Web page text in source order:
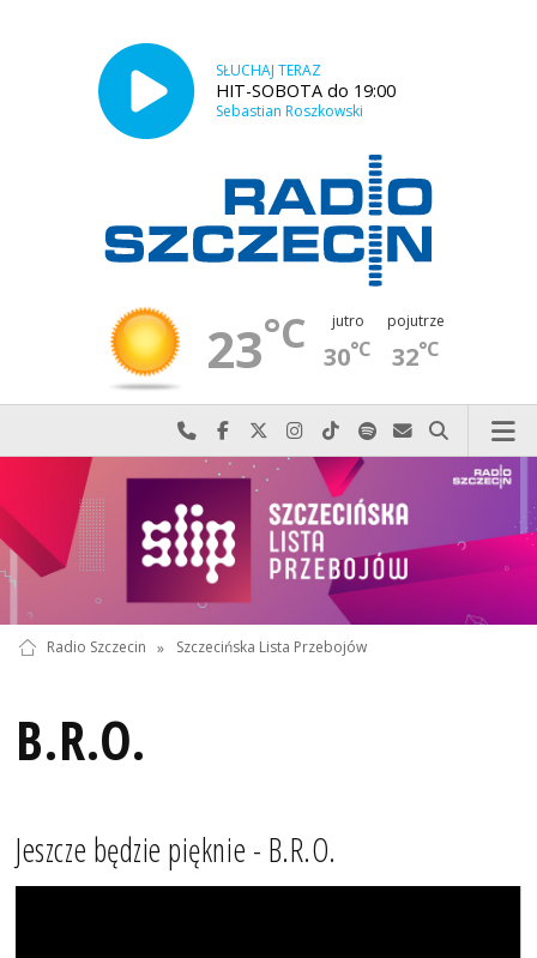
SŁUCHAJ TERAZ
HIT-SOBOTA do 19:00
Sebastian Roszkowski
23°C jutro
30°C
pojutrze
32°C
Najlepiej po prostu do nas zadzwoń
Odwiedź nas na Facebook-u
Odwiedź nas na X
Odwiedź nas na Instagram-ie
Odwiedź nas na TikTok-u
Szukaj nas na Spotify
Wyślij do nas
Szukaj
Radio Szczecin » Szczecińska Lista Przebojów
B.R.O.
Jeszcze będzie pięknie - B.R.O.